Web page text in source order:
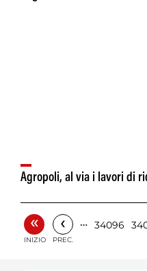
Agropoli, al via i lavori di
«
INIZIO
‹
PREC.
… 34096